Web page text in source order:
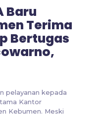
Baru
Terima
Bertugas
pelayanan kepada
Kantor
Kebumen. Meski